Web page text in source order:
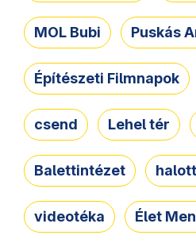
MOL Bubi Puskás
Építészeti Filmnapok
csend Lehel tér
Balettintézet
videotéka Élet